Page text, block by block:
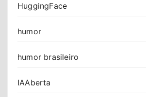
HuggingFace
humor
humor brasileiro
IAAberta